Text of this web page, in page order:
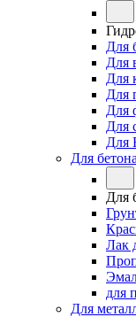
Для
Для
Для
Для
Для
Для
Для
Для бетона
Для
Лак
для
Для